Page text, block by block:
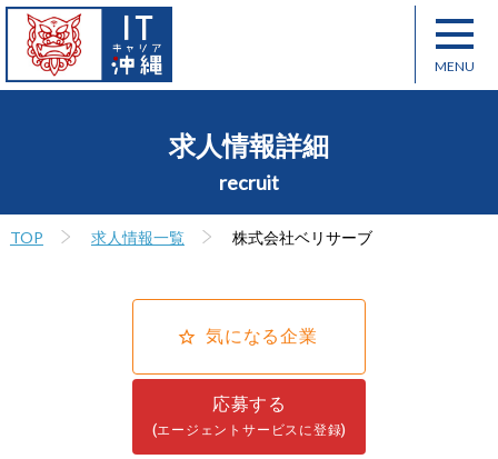
求人情報詳細
recruit
TOP 求人情報一覧 株式会社ベリサーブ
気になる企業
応募する
(エージェントサービスに登録)